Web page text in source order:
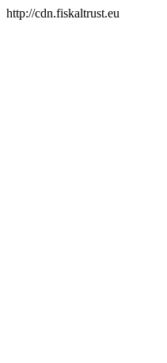
http://cdn.fiskaltrust.eu